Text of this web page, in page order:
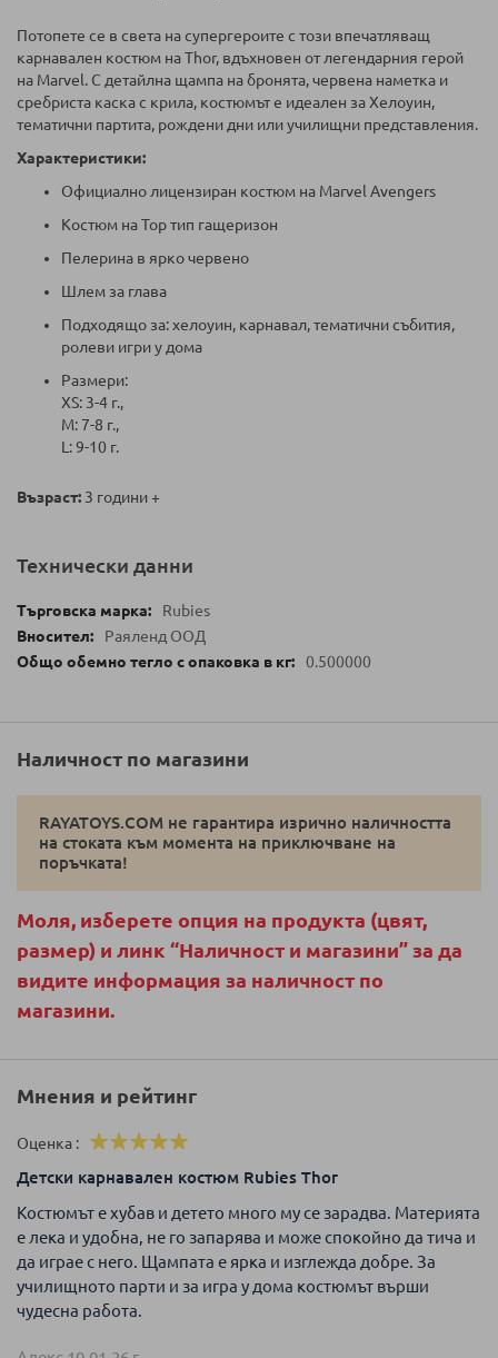
Потопете се в света на супергероите с този впечатляващ
карнавален костюм на Thor, вдъхновен от легендарния герой
на Marvel. С детайлна щампа на бронята, червена наметка и
сребриста каска с крила, костюмът е идеален за Хелоуин,
тематични партита, рождени дни или училищни представления.
Характеристики:
Официално лицензиран костюм на Marvel Avengers
Костюм на Тор тип гащеризон
Пелерина в ярко червено
Шлем за глава
Подходящо за: хелоуин, карнавал, тематични събития,
ролеви игри у дома
Размери:
XS: 3-4 г.,
M: 7-8 г.,
L: 9-10 г.
Възраст: 3 години +
Технически данни
Rubies
Раяленд ООД
0.500000
Наличност по магазини
RAYATOYS.COM не гарантира изрично наличността
на стоката към момента на приключване на
поръчката!
Моля, изберете опция на продукта (цвят,
размер) и линк “Наличност и магазини” за да
видите информация за наличност по
магазини.
Мнения и рейтинг
Оценка
Детски карнавален костюм Rubies Thor
Костюмът е хубав и детето много му се зарадва. Материята
е лека и удобна, не го запарява и може спокойно да тича и
да играе с него. Щампата е ярка и изглежда добре. За
училищното парти и за игра у дома костюмът върши
чудесна работа.